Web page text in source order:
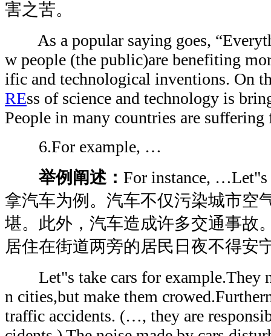
害之苦。
As a popular saying goes,
w people (the public)are benefiting
ific and technological inventions. On
REss of science and technology is
People in many countries are
6.For example, …
举例阐述： For instance,
拿汽车为例。汽车不仅污染城市空
堪。此外，汽车造成许多交通事故
居住在街道两旁的居民日夜不得安
Let"s take cars for example.They
n cities,but make them
traffic accidents. (…, they are